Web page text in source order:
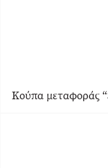
Κούπα μεταφοράς